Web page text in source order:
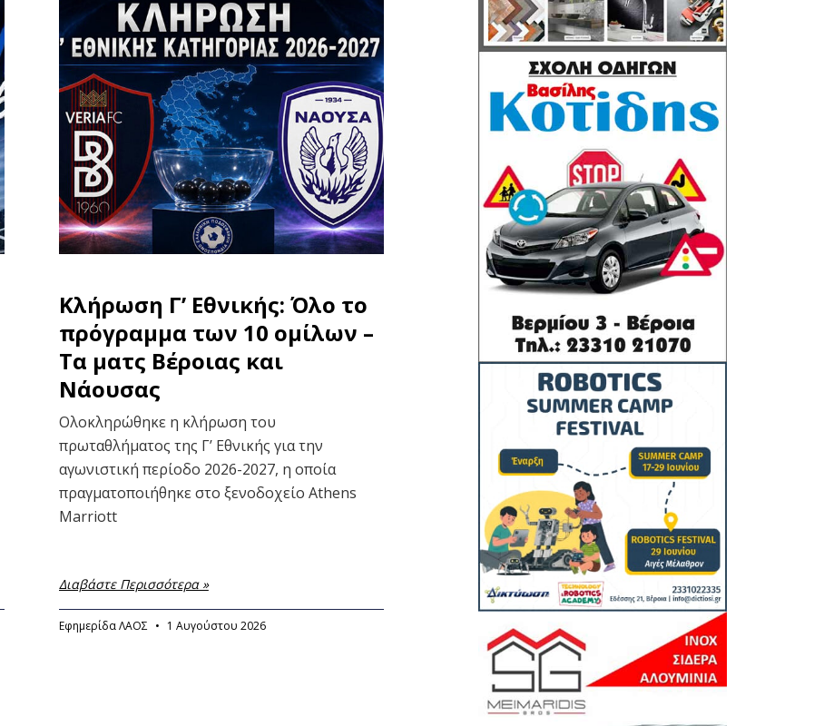
Κλήρωση Γ’ Εθνικής: Όλο το
πρόγραμμα των 10 ομίλων –
Τα ματς Βέροιας και
Νάουσας
Ολοκληρώθηκε η κλήρωση του
πρωταθλήματος της Γ’ Εθνικής για την
αγωνιστική περίοδο 2026-2027, η οποία
πραγματοποιήθηκε στο ξενοδοχείο Athens
Marriott
Διαβάστε Περισσότερα »
Εφημερίδα ΛΑΟΣ 1 Αυγούστου 2026